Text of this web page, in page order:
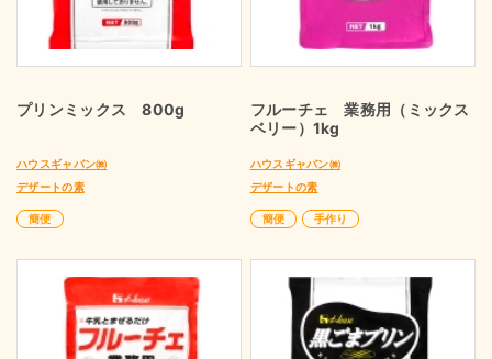
プリンミックス 800g
ハウスギャバン㈱
デザートの素
簡便
フルーチェ 業務用（ミックス
ベリー）1kg
ハウスギャバン㈱
デザートの素
簡便 手作り